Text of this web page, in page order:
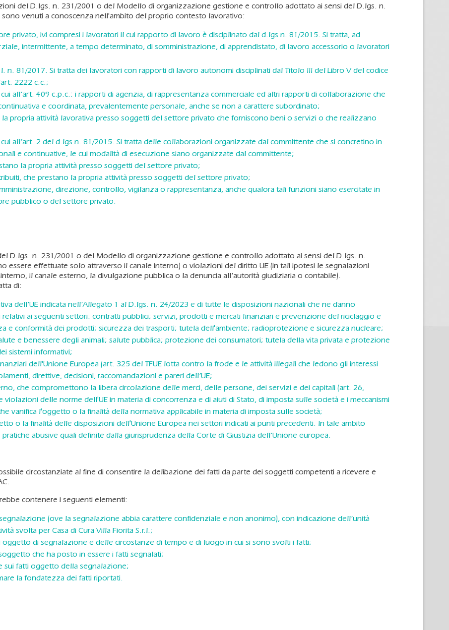
del D.lgs. n. 231/2001 o del Modello di organizzazione gestione e controllo adottato ai sensi del D.lgs. n.
venuti a conoscenza nell'ambito del proprio contesto lavorativo:
privato, ivi compresi i lavoratori il cui rapporto di lavoro è disciplinato dal d.lgs n. 81/2015. Si tratta, ad
intermittente, a tempo determinato, di somministrazione, di apprendistato, di lavoro accessorio o lavoratori
n. 81/2017. Si tratta dei lavoratori con rapporti di lavoro autonomi disciplinati dal Titolo III del Libro V del codice
2222 c.c.;
all’art. 409 c.p.c.: i rapporti di agenzia, di rappresentanza commerciale ed altri rapporti di collaborazione che
e coordinata, prevalentemente personale, anche se non a carattere subordinato;
propria attività lavorativa presso soggetti del settore privato che forniscono beni o servizi o che realizzano
all’art. 2 del d.lgs n. 81/2015. Si tratta delle collaborazioni organizzate dal committente che si concretino in
e continuative, le cui modalità di esecuzione siano organizzate dal committente;
la propria attività presso soggetti del settore privato;
che prestano la propria attività presso soggetti del settore privato;
direzione, controllo, vigilanza o rappresentanza, anche qualora tali funzioni siano esercitate in
pubblico o del settore privato.
D.lgs. n. 231/2001 o del Modello di organizzazione gestione e controllo adottato ai sensi del D.lgs. n.
essere effettuate solo attraverso il canale interno) o violazioni del diritto UE (in tali ipotesi le segnalazioni
il canale esterno, la divulgazione pubblica o la denuncia all’autorità giudiziaria o contabile).
di:
dell’UE indicata nell’Allegato 1 al D.lgs. n. 24/2023 e di tutte le disposizioni nazionali che ne danno
ai seguenti settori: contratti pubblici; servizi, prodotti e mercati finanziari e prevenzione del riciclaggio e
e conformità dei prodotti; sicurezza dei trasporti; tutela dell'ambiente; radioprotezione e sicurezza nucleare;
e benessere degli animali; salute pubblica; protezione dei consumatori; tutela della vita privata e protezione
sistemi informativi;
dell'Unione Europea (art. 325 del TFUE lotta contro la frode e le attività illegali che ledono gli interessi
direttive, decisioni, raccomandazioni e pareri dell’UE;
che compromettono la libera circolazione delle merci, delle persone, dei servizi e dei capitali (art. 26,
violazioni delle norme dell'UE in materia di concorrenza e di aiuti di Stato, di imposta sulle società e i meccanismi
vanifica l'oggetto o la finalità della normativa applicabile in materia di imposta sulle società;
o la finalità delle disposizioni dell'Unione Europea nei settori indicati ai punti precedenti. In tale ambito
abusive quali definite dalla giurisprudenza della Corte di Giustizia dell’Unione europea.
circostanziate al fine di consentire la delibazione dei fatti da parte dei soggetti competenti a ricevere e
contenere i seguenti elementi:
(ove la segnalazione abbia carattere confidenziale e non anonimo), con indicazione dell’unità
svolta per Casa di Cura Villa Fiorita S.r.l.;
di segnalazione e delle circostanze di tempo e di luogo in cui si sono svolti i fatti;
che ha posto in essere i fatti segnalati;
sui fatti oggetto della segnalazione;
la fondatezza dei fatti riportati.